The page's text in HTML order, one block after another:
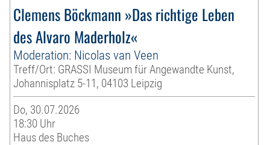
Clemens Böckmann »Das richtige Leben
des Alvaro Maderholz«
Moderation: Nicolas van Veen
Treff/Ort: GRASSI Museum für Angewandte Kunst,
Johannisplatz 5-11, 04103 Leipzig
Do, 30.07.2026
18:30 Uhr
Haus des Buches